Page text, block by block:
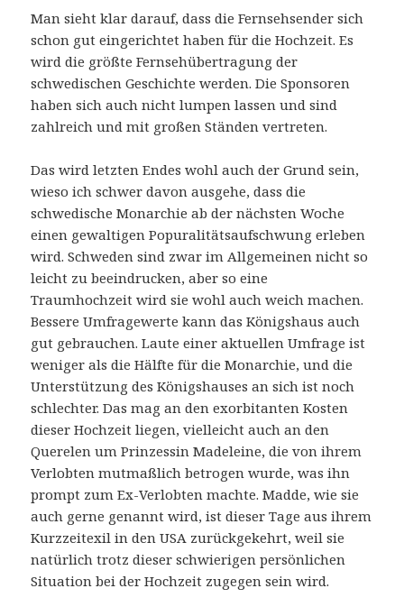
Man sieht klar darauf, dass die Fernsehsender sich
schon gut eingerichtet haben für die Hochzeit. Es
wird die größte Fernsehübertragung der
schwedischen Geschichte werden. Die Sponsoren
haben sich auch nicht lumpen lassen und sind
zahlreich und mit großen Ständen vertreten.
Das wird letzten Endes wohl auch der Grund sein,
wieso ich schwer davon ausgehe, dass die
schwedische Monarchie ab der nächsten Woche
einen gewaltigen Popuralitätsaufschwung erleben
wird. Schweden sind zwar im Allgemeinen nicht so
leicht zu beeindrucken, aber so eine
Traumhochzeit wird sie wohl auch weich machen.
Bessere Umfragewerte kann das Königshaus auch
gut gebrauchen. Laute einer aktuellen Umfrage ist
weniger als die Hälfte für die Monarchie, und die
Unterstützung des Königshauses an sich ist noch
schlechter. Das mag an den exorbitanten Kosten
dieser Hochzeit liegen, vielleicht auch an den
Querelen um Prinzessin Madeleine, die von ihrem
Verlobten mutmaßlich betrogen wurde, was ihn
prompt zum Ex-Verlobten machte. Madde, wie sie
auch gerne genannt wird, ist dieser Tage aus ihrem
Kurzzeitexil in den USA zurückgekehrt, weil sie
natürlich trotz dieser schwierigen persönlichen
Situation bei der Hochzeit zugegen sein wird.